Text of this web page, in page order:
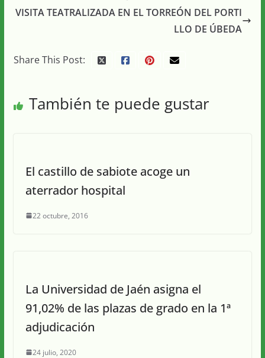
VISITA TEATRALIZADA EN EL TORREÓN DEL PORTI
LLO DE ÚBEDA
Share This Post:
También te puede gustar
El castillo de sabiote acoge un
aterrador hospital
22 octubre, 2016
La Universidad de Jaén asigna el
91,02% de las plazas de grado en la 1ª
adjudicación
24 julio, 2020